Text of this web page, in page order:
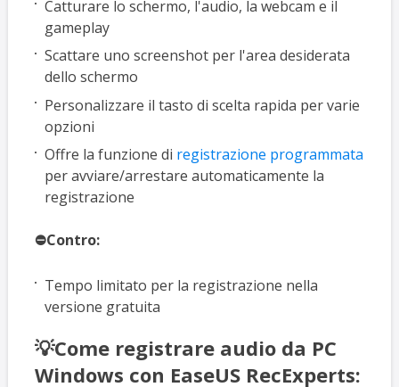
Catturare lo schermo, l'audio, la webcam e il
gameplay
Scattare uno screenshot per l'area desiderata
dello schermo
Personalizzare il tasto di scelta rapida per varie
opzioni
Offre la funzione di registrazione programmata
per avviare/arrestare automaticamente la
registrazione
⛔Contro:
Tempo limitato per la registrazione nella
versione gratuita
💡Come registrare audio da PC
Windows con EaseUS RecExperts: